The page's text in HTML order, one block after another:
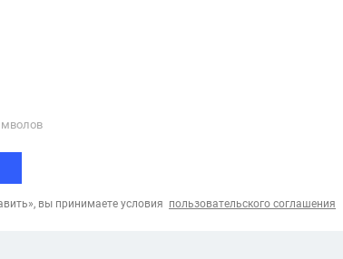
вы принимаете условия пользовательского соглашения